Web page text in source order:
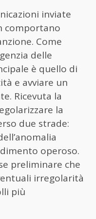
inviate
comportano
Come
delle
è quello di
e avviare un
Ricevuta la
la
due strade:
operoso.
preliminare che
irregolarità
più